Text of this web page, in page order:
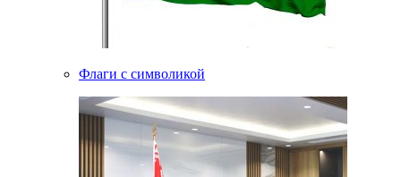
Флаги с символикой